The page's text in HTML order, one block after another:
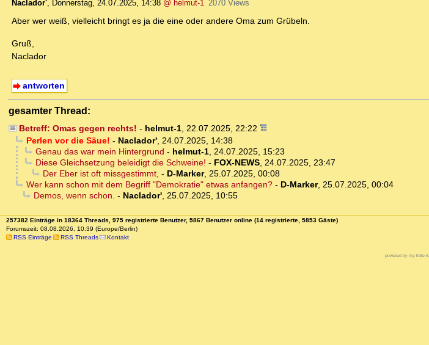
Naclador', Donnerstag, 24.07.2025, 14:38 @ helmut-1 2070 Views
Aber wer weiß, vielleicht bringt es ja die eine oder andere Oma zum Grübeln.
Gruß,
Naclador
antworten
gesamter Thread:
Betreff: Omas gegen rechts! - helmut-1, 22.07.2025, 22:22
Perlen vor die Säue! - Naclador', 24.07.2025, 14:38
Genau das war mein Hintergrund - helmut-1, 24.07.2025, 15:23
Diese Gleichsetzung beleidigt die Schweine! - FOX-NEWS, 24.07.2025, 23:47
Der Eber ist oft missgestimmt, - D-Marker, 25.07.2025, 00:08
Wer kann schon mit dem Begriff "Demokratie" etwas anfangen?- D-Marker, 25.07.2025, 00:04
Demos, wenn schon. - Naclador', 25.07.2025, 10:55
257382 Einträge in 18364 Threads, 975 registrierte Benutzer, 5867 Benutzer online (14 registrierte, 5853 Gäste)
Forumszeit: 08.08.2026, 10:39 (Europe/Berlin)
RSS Einträge
RSS Threads Kontakt
powered by my little